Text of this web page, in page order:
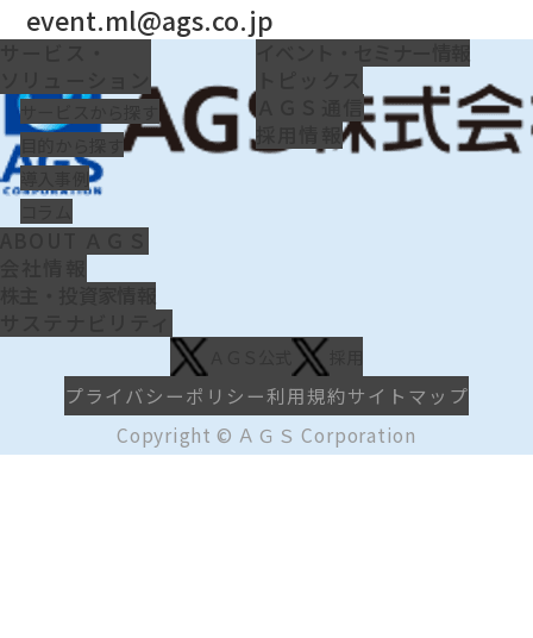
event.ml@ags.co.jp
ソリューション
サービスから探す
目的から探す
導入事例
株主・投資家情報
イベント・セミナー情報
ＡＧＳ通信
プライバシーポリシー利用規約サイトマップ
Copyright © ＡＧＳ Corporation